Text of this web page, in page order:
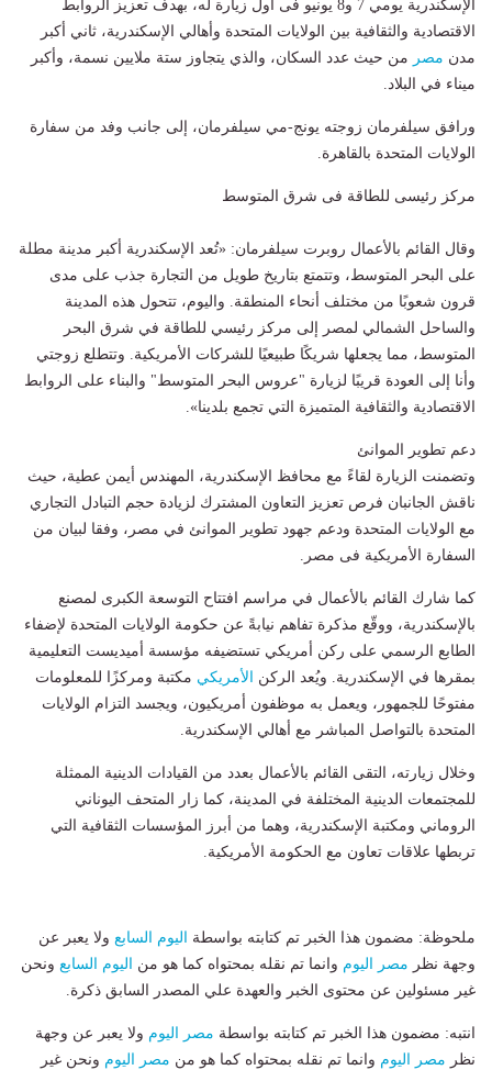
الإسكندرية يومي 7 و8 يونيو فى أول زيارة له، بهدف تعزيز الروابط
الاقتصادية والثقافية بين الولايات المتحدة وأهالي الإسكندرية، ثاني أكبر
مدن مصر من حيث عدد السكان، والذي يتجاوز ستة ملايين نسمة، وأكبر
ميناء في البلاد.
ورافق سيلفرمان زوجته يونج-مي سيلفرمان، إلى جانب وفد من سفارة
الولايات المتحدة بالقاهرة.
مركز رئيسى للطاقة فى شرق المتوسط
وقال القائم بالأعمال روبرت سيلفرمان: «تُعد الإسكندرية أكبر مدينة مطلة
على البحر المتوسط، وتتمتع بتاريخ طويل من التجارة جذب على مدى
قرون شعوبًا من مختلف أنحاء المنطقة. واليوم، تتحول هذه المدينة
والساحل الشمالي لمصر إلى مركز رئيسي للطاقة في شرق البحر
المتوسط، مما يجعلها شريكًا طبيعيًا للشركات الأمريكية. وتتطلع زوجتي
وأنا إلى العودة قريبًا لزيارة "عروس البحر المتوسط" والبناء على الروابط
الاقتصادية والثقافية المتميزة التي تجمع بلدينا».
دعم تطوير الموانئ
وتضمنت الزيارة لقاءً مع محافظ الإسكندرية، المهندس أيمن عطية، حيث
ناقش الجانبان فرص تعزيز التعاون المشترك لزيادة حجم التبادل التجاري
مع الولايات المتحدة ودعم جهود تطوير الموانئ في مصر، وفقا لبيان من
السفارة الأمريكية فى مصر.
كما شارك القائم بالأعمال في مراسم افتتاح التوسعة الكبرى لمصنع
بالإسكندرية، ووقّع مذكرة تفاهم نيابةً عن حكومة الولايات المتحدة لإضفاء
الطابع الرسمي على ركن أمريكي تستضيفه مؤسسة أميديست التعليمية
بمقرها في الإسكندرية. ويُعد الركن
الأمريكي مكتبة ومركزًا للمعلومات
مفتوحًا للجمهور، ويعمل به موظفون أمريكيون، ويجسد التزام الولايات
المتحدة بالتواصل المباشر مع أهالي الإسكندرية.
وخلال زيارته، التقى القائم بالأعمال بعدد من القيادات الدينية الممثلة
للمجتمعات الدينية المختلفة في المدينة، كما زار المتحف اليوناني
الروماني ومكتبة الإسكندرية، وهما من أبرز المؤسسات الثقافية التي
تربطها علاقات تعاون مع الحكومة الأمريكية.
ملحوظة: مضمون هذا الخبر تم كتابته بواسطة اليوم السابع ولا يعبر عن
وجهة نظر مصر اليوم وانما تم نقله بمحتواه كما هو من اليوم السابع ونحن
غير مسئولين عن محتوى الخبر والعهدة علي المصدر السابق ذكرة.
انتبه: مضمون هذا الخبر تم كتابته بواسطة مصر اليوم ولا يعبر عن وجهة
نظر مصر اليوم وانما تم نقله بمحتواه كما هو من مصر اليوم ونحن غير